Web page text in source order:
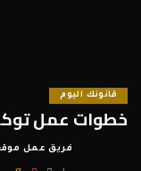
قانونك اليوم
خطوات عمل
Posted
فريق عمل